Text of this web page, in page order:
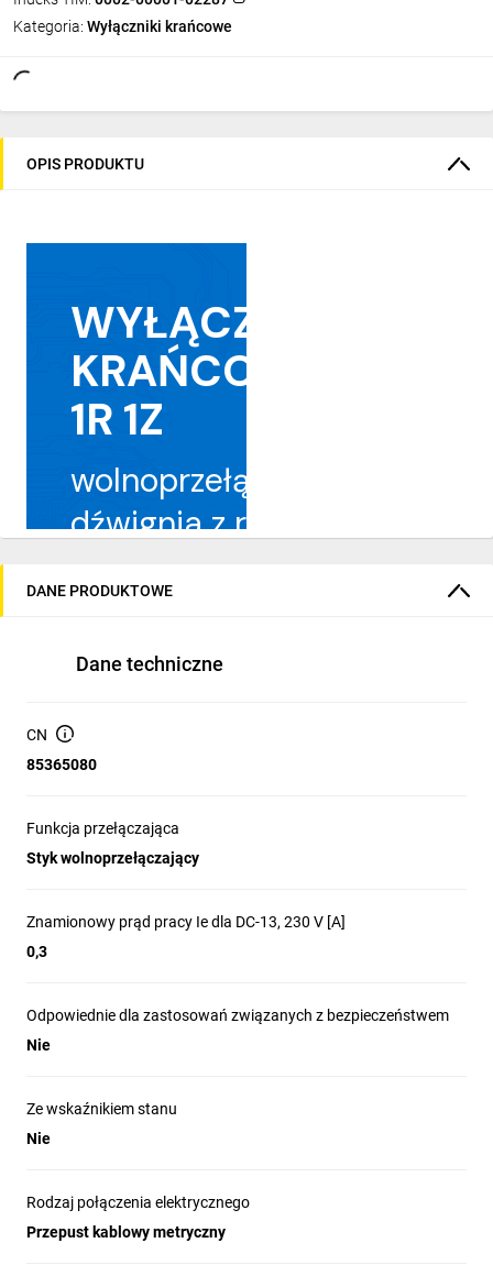
Kategoria: Wyłączniki krańcowe
OPIS PRODUKTU
WYŁĄCZNIK
KRAŃCOWY
1R 1Z
wolnoprzełączający
dźwignia z rolką
produktów
Krańcowe wyłączniki bezpieczeństwa LS
przyłożoną siłę na jej mechaniczną,
aktywatora zwaną głowicą, elektryczna
składający się z wewnętrznych zestyków.
Przełączniki te są powszechnie używane
DANE PRODUKTOWE
Dane techniczne
CN
85365080
Funkcja przełączająca
Styk wolnoprzełączający
Znamionowy prąd pracy Ie dla DC-13, 230 V [A]
0,3
Odpowiednie dla zastosowań związanych z bezpieczeństwem
Nie
Ze wskaźnikiem stanu
Nie
Rodzaj połączenia elektrycznego
Przepust kablowy metryczny